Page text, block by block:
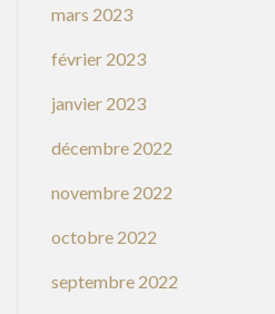
mars 2023
février 2023
janvier 2023
décembre 2022
novembre 2022
octobre 2022
septembre 2022